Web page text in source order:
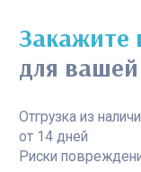
для
Отгрузка из
от 14 дней
Риски